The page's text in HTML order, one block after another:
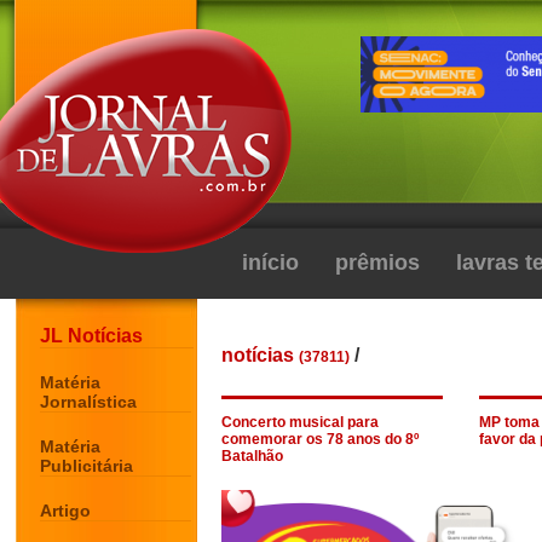
início prêmios lavras
JL Notícias
Matéria
Jornalística
Matéria
Publicitária
Artigo
notícias (37811) /
Concerto musical para
comemorar os 78 anos do 8º
Batalhão
MP
favor da